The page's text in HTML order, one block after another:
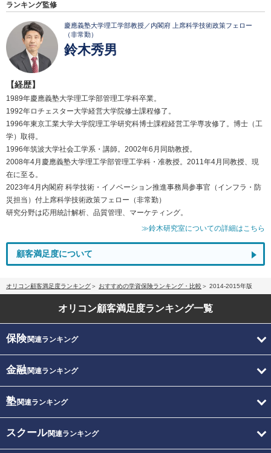
ランキング監修
慶應義塾大学理工学部教授／内閣府 上席科学技術政策フェロー
（非常勤）
鈴木秀男
【経歴】
1989年慶應義塾大学理工学部管理工学科卒業。
1992年ロチェスター大学経営大学院修士課程修了。
1996年東京工業大学大学院理工学研究科博士課程経営工学専攻修了。博士（工
学）取得。
1996年筑波大学社会工学系・講師。2002年6月同助教授。
2008年4月慶應義塾大学理工学部管理工学科・准教授。2011年4月同教授、現
在に至る。
2023年4月内閣府 科学技術・イノベーション推進事務局参事官（インフラ・防
災担当）付上席科学技術政策フェロー（非常勤）
研究分野は応用統計解析、品質管理、マーケティング。
≫鈴木研究室についての詳細はこちら
顧客満足度について
オリコン顧客満足度ランキング おすすめの学資保険ランキング・比較 2014-2015年版
オリコン顧客満足度ランキング一覧
保険関連ランキング
金融関連ランキング
塾関連ランキング
スクール関連ランキング